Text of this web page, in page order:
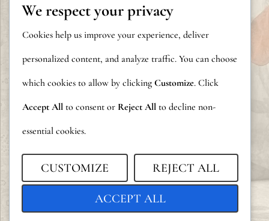
We respect your privacy
Cookies help us improve your experience, deliver
personalized content, and analyze traffic. You can choose
which cookies to allow by clicking Customize. Click
Accept All to consent or Reject All to decline non-
essential cookies.
CUSTOMIZE REJECT ALL
ACCEPT ALL